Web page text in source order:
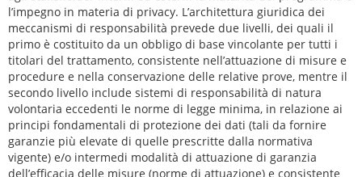
l’impegno in materia di privacy. L’architettura giuridica dei
meccanismi di responsabilità prevede due livelli, dei quali il
primo è costituito da un obbligo di base vincolante per tutti i
titolari del trattamento, consistente nell’attuazione di misure e
procedure e nella conservazione delle relative prove, mentre il
secondo livello include sistemi di responsabilità di natura
volontaria eccedenti le norme di legge minima, in relazione ai
principi fondamentali di protezione dei dati (tali da fornire
garanzie più elevate di quelle prescritte dalla normativa
vigente) e/o intermedi modalità di attuazione di garanzia
dell’efficacia delle misure (norme di attuazione) e consistente